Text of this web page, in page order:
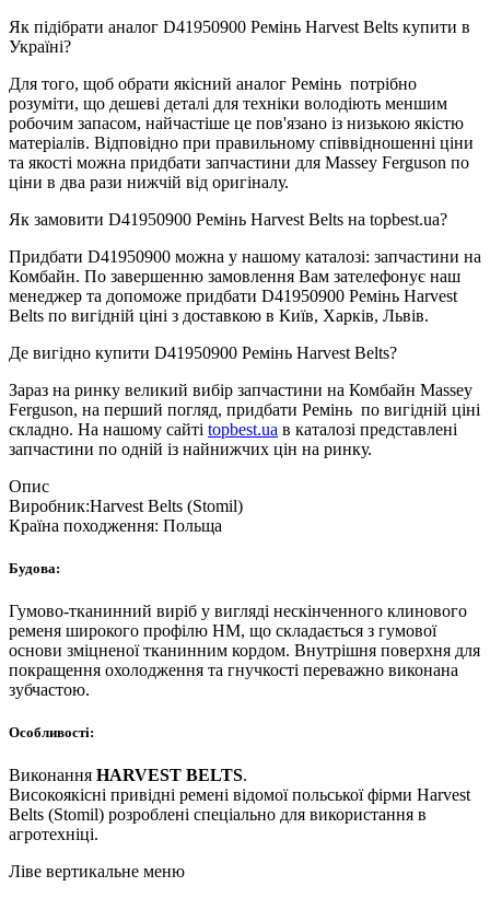
Як підібрати аналог D41950900 Ремінь Harvest Belts купити в
Україні?
Для того, щоб обрати якісний аналог Ремінь потрібно
розуміти, що дешеві деталі для техніки володіють меншим
робочим запасом, найчастіше це пов'язано із низькою якістю
матеріалів. Відповідно при правильному співвідношенні ціни
та якості можна придбати запчастини для Massey Ferguson по
ціни в два рази нижчій від оригіналу.
Як замовити D41950900 Ремінь Harvest Belts на topbest.ua?
Придбати D41950900 можна у нашому каталозі: запчастини на
Комбайн. По завершенню замовлення Вам зателефонує наш
менеджер та допоможе придбати D41950900 Ремінь Harvest
Belts по вигідній ціні з доставкою в Київ, Харків, Львів.
Де вигідно купити D41950900 Ремінь Harvest Belts?
Зараз на ринку великий вибір запчастини на Комбайн Massey
Ferguson, на перший погляд, придбати Ремінь по вигідній ціні
складно. На нашому сайті topbest.ua в каталозі представлені
запчастини по одній із найнижчих цін на ринку.
Опис
Виробник:Harvest Belts (Stomil)
Країна походження: Польща
Будова:
Гумово-тканинний виріб у вигляді нескінченного клинового
ременя широкого профілю HM, що складається з гумової
основи зміцненої тканинним кордом. Внутрішня поверхня для
покращення охолодження та гнучкості переважно виконана
зубчастою.
Особливості:
Виконання HARVEST BELTS.
Високоякісні привідні ремені відомої польської фірми Harvest
Belts (Stomil) розроблені спеціально для використання в
агротехніці.
Ліве вертикальне меню